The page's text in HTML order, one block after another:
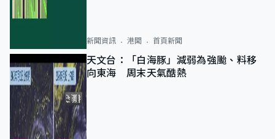
新聞資訊 港聞 首頁新聞
天文台：「白海豚」減弱為強颱、料移
向東海 周末天氣酷熱